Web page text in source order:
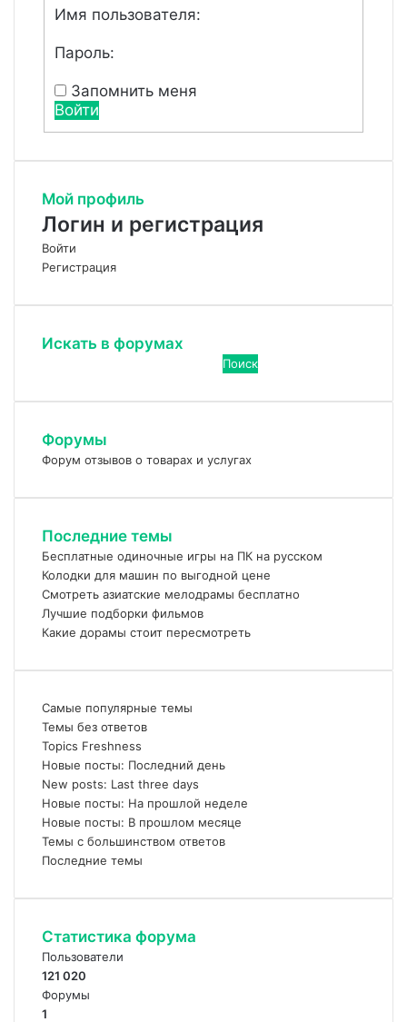
Имя пользователя:
Пароль:
Запомнить меня
Войти
Мой профиль
Логин и регистрация
Войти
Регистрация
Искать в форумах
Форумы
Форум отзывов о товарах и услугах
Последние темы
Бесплатные одиночные игры на ПК на русском
Колодки для машин по выгодной цене
Смотреть азиатские мелодрамы бесплатно
Лучшие подборки фильмов
Какие дорамы стоит пересмотреть
Самые популярные темы
Темы без ответов
Topics Freshness
Новые посты: Последний день
New posts: Last three days
Новые посты: На прошлой неделе
Новые посты: В прошлом месяце
Темы с большинством ответов
Последние темы
Статистика форума
Пользователи
121 020
Форумы
1